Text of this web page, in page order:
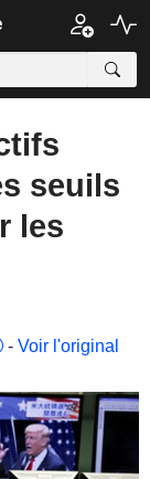
seuils
les
- Voir l'original